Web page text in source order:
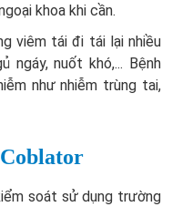
khoa khi cần.
viêm tái đi tái lại nhiều
ngáy, nuốt khó,... Bệnh
như nhiễm trùng tai,
soát sử dụng trường